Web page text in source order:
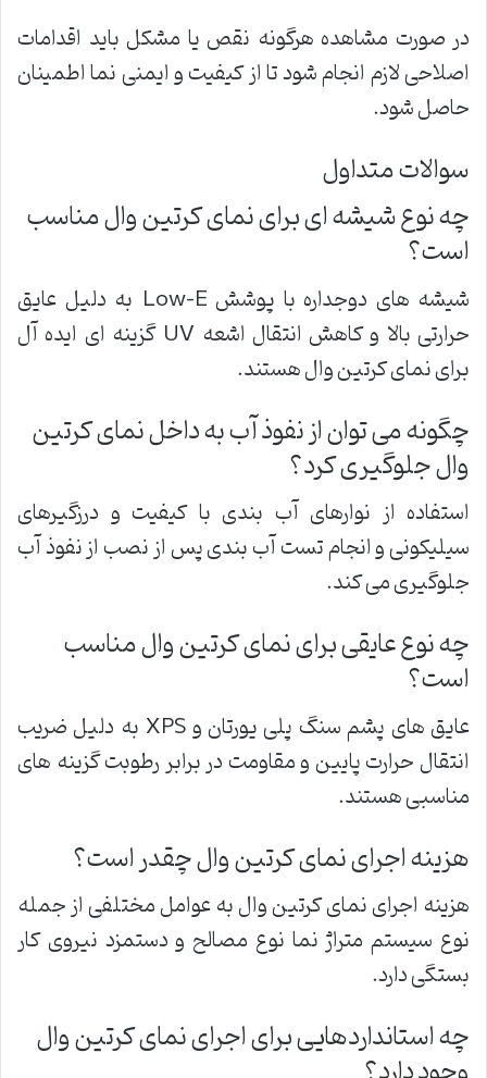
در صورت مشاهده هرگونه نقص یا مشکل باید اقدامات
اصلاحی لازم انجام شود تا از کیفیت و ایمنی نما اطمینان
حاصل شود.
سوالات متداول
چه نوع شیشه ای برای نمای کرتین وال مناسب
است؟
شیشه های دوجداره با پوشش Low-E به دلیل عایق
حرارتی بالا و کاهش انتقال اشعه UV گزینه ای ایده آل
برای نمای کرتین وال هستند.
چگونه می توان از نفوذ آب به داخل نمای کرتین
وال جلوگیری کرد؟
استفاده از نوارهای آب بندی با کیفیت و درزگیرهای
سیلیکونی و انجام تست آب بندی پس از نصب از نفوذ آب
جلوگیری می کند.
چه نوع عایقی برای نمای کرتین وال مناسب
است؟
عایق های پشم سنگ پلی یورتان و XPS به دلیل ضریب
انتقال حرارت پایین و مقاومت در برابر رطوبت گزینه های
مناسبی هستند.
هزینه اجرای نمای کرتین وال چقدر است؟
هزینه اجرای نمای کرتین وال به عوامل مختلفی از جمله
نوع سیستم متراژ نما نوع مصالح و دستمزد نیروی کار
بستگی دارد.
چه استانداردهایی برای اجرای نمای کرتین وال